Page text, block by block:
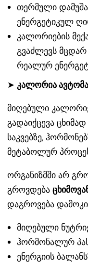
თერმული
ენერგეტიკულ
კალორიების
გვაძლევს მცდარ
რეალურ
➤ კალორია
მიღებული
გადაიქცევა
საკვებზე,
მეტაბოლურ
ორგანიზმში არ
გროვდება
დაგროვება
მიღებული
ჰორმონალურ
ენერგიის